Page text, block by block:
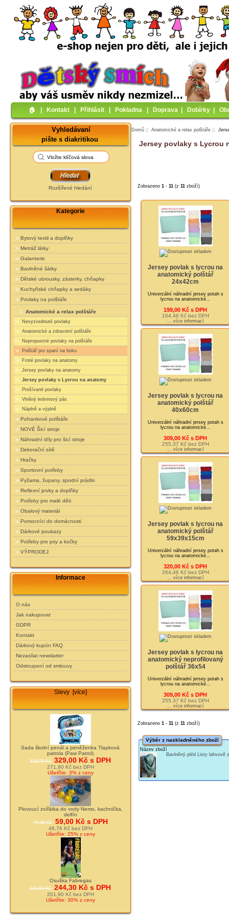
🏠︎ Kontakt Přihlásit Pokladna Doprava Dobírky
Vyhledávaní
pište s diakritikou
Rozšířené hledání
Kategorie
Bytový textil a doplňky
Metráž látky
Galanterie
Bavlněné šátky
Dětské ubrousky, zásterky, chňapky
Kuchyňské chňapky a sedáky
Povlaky na polštáře
Anatomické a relax polštáře
Nevyzvednuté povlaky
Anatomické a zdravotní polštáře
Nepropustné povlaky na polštáře
Polštář pro spaní na boku
Froté povlaky na anatomy
Jersey povlaky na anatomy
Jersey povlaky s Lycrou na anatomy
Prošívané povlaky
Vlněný ledvinový pás
Náplně a výplně
Pohankové polštáře
NOVÉ Šicí stroje
Náhradní díly pro šicí stroje
Dekorační sítě
Hračky
Sportovní potřeby
Pyžama, župany, spodní prádlo
Reflexní prvky a doplňky
Potřeby pro malé děti
Obalový materiál
Pomocníci do domácnosti
Dárkové poukazy
Potřeby pro psy a kočky
VÝPRODEJ
Informace
O nás
Jak nakupovat
GDPR
Kontakt
Dárkový kupón FAQ
Nezasílat newslatter
Odstoupení od smlouvy
Slevy [více]
Sada školní penál a peněženka Tlapková
patrola (Paw Patrol)
338,00 Kč 329,00 Kč s DPH
271,90 Kč bez DPH
Ušetříte: 3% z ceny
Plovoucí zvířátka do vody Nemo, kachnička,
delfín
79,00 Kč 59,00 Kč s DPH
48,76 Kč bez DPH
Ušetříte: 25% z ceny
Osuška Fabregas
349,00 Kč 244,30 Kč s DPH
201,90 Kč bez DPH
Ušetříte: 30% z ceny
Domů ::Anatomické a relax polštáře ::
Jersey povlaky s Lycrou
Zobrazeno 1 - 11 (z 11 zboží)
Jersey povlak s lycrou na
anatomický polštář
24x42cm
Univerzální náhradní jersey potah s
lycrou na anatomické...
199,00 Kč s DPH
164,46 Kč bez DPH
... více informací
Jersey povlak s lycrou na
anatomický polštář
40x60cm
Univerzální náhradní jersey potah s
lycrou na anatomické...
309,00 Kč s DPH
255,37 Kč bez DPH
... více informací
Jersey povlak s lycrou na
anatomický polštář
59x39x15cm
Univerzální náhradní jersey potah s
lycrou na anatomické...
320,00 Kč s DPH
264,46 Kč bez DPH
... více informací
Jersey povlak s lycrou na
anatomický neprofilovaný
polštář 36x54
Univerzální náhradní jersey potah s
lycrou na anatomické...
309,00 Kč s DPH
255,37 Kč bez DPH
... více informací
Zobrazeno 1 - 11 (z 11 zboží)
Výběr z naskladněného zboží
Název zboží
Bavlněný pléd Listy lahvově